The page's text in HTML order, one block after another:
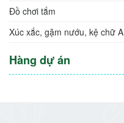
Đồ chơi tắm
Xúc xắc, gặm nướu, kệ chữ A
Hàng dự án